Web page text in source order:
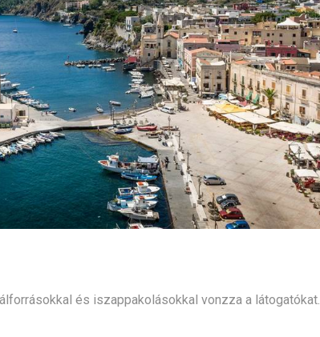
és iszappakolásokkal vonzza a látogatókat.